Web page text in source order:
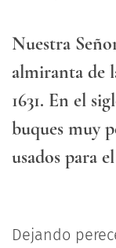
Nuestra
almiranta de
1631. En el
buques muy
usados para
Dejando